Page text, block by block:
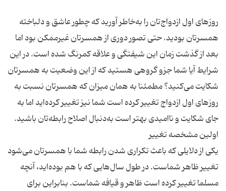
روزهای اول ازدواج‌تان را به‌خاطر آورید كه چطور عاشق و دلباخته
همسرتان بودید. حتی تصور دوری از همسرتان غیرممكن بود اما
بعد از گذشت زمان این شیفتگی و علاقه كمرنگ شده است. در این
شرایط آیا شما جزو گروهی هستید كه از این وضعیت به همسرتان
شكایت می‌كنید؟ مطمئنا به همان میزان كه همسرتان نسبت به
روزهای اول ازدواج تغییر كرده است شما نیز تغییر كرده‌اید اما به
یكی از دلایلی كه باعث تكراری شدن رابطه شما با همسرتان می‌شود
تغییر ظاهر شماست. در طول سال‌هایی كه با هم بوده‌اید، آنچه
مسلما تغییر كرده است ظاهر و قیافه شماست. بنابراین برای